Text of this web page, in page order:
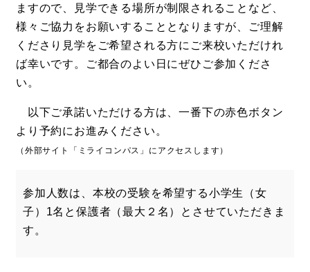
ますので、見学できる場所が制限されることなど、
様々ご協力をお願いすることとなりますが、ご理解
くださり見学をご希望される方にご来校いただけれ
ば幸いです。ご都合のよい日にぜひご参加くださ
い。
以下ご承諾いただける方は、一番下の赤色ボタン
より予約にお進みください。
（外部サイト「ミライコンパス」にアクセスします）
参加人数は、本校の受験を希望する小学生（女
子）1名と保護者（最大２名）とさせていただきま
す。